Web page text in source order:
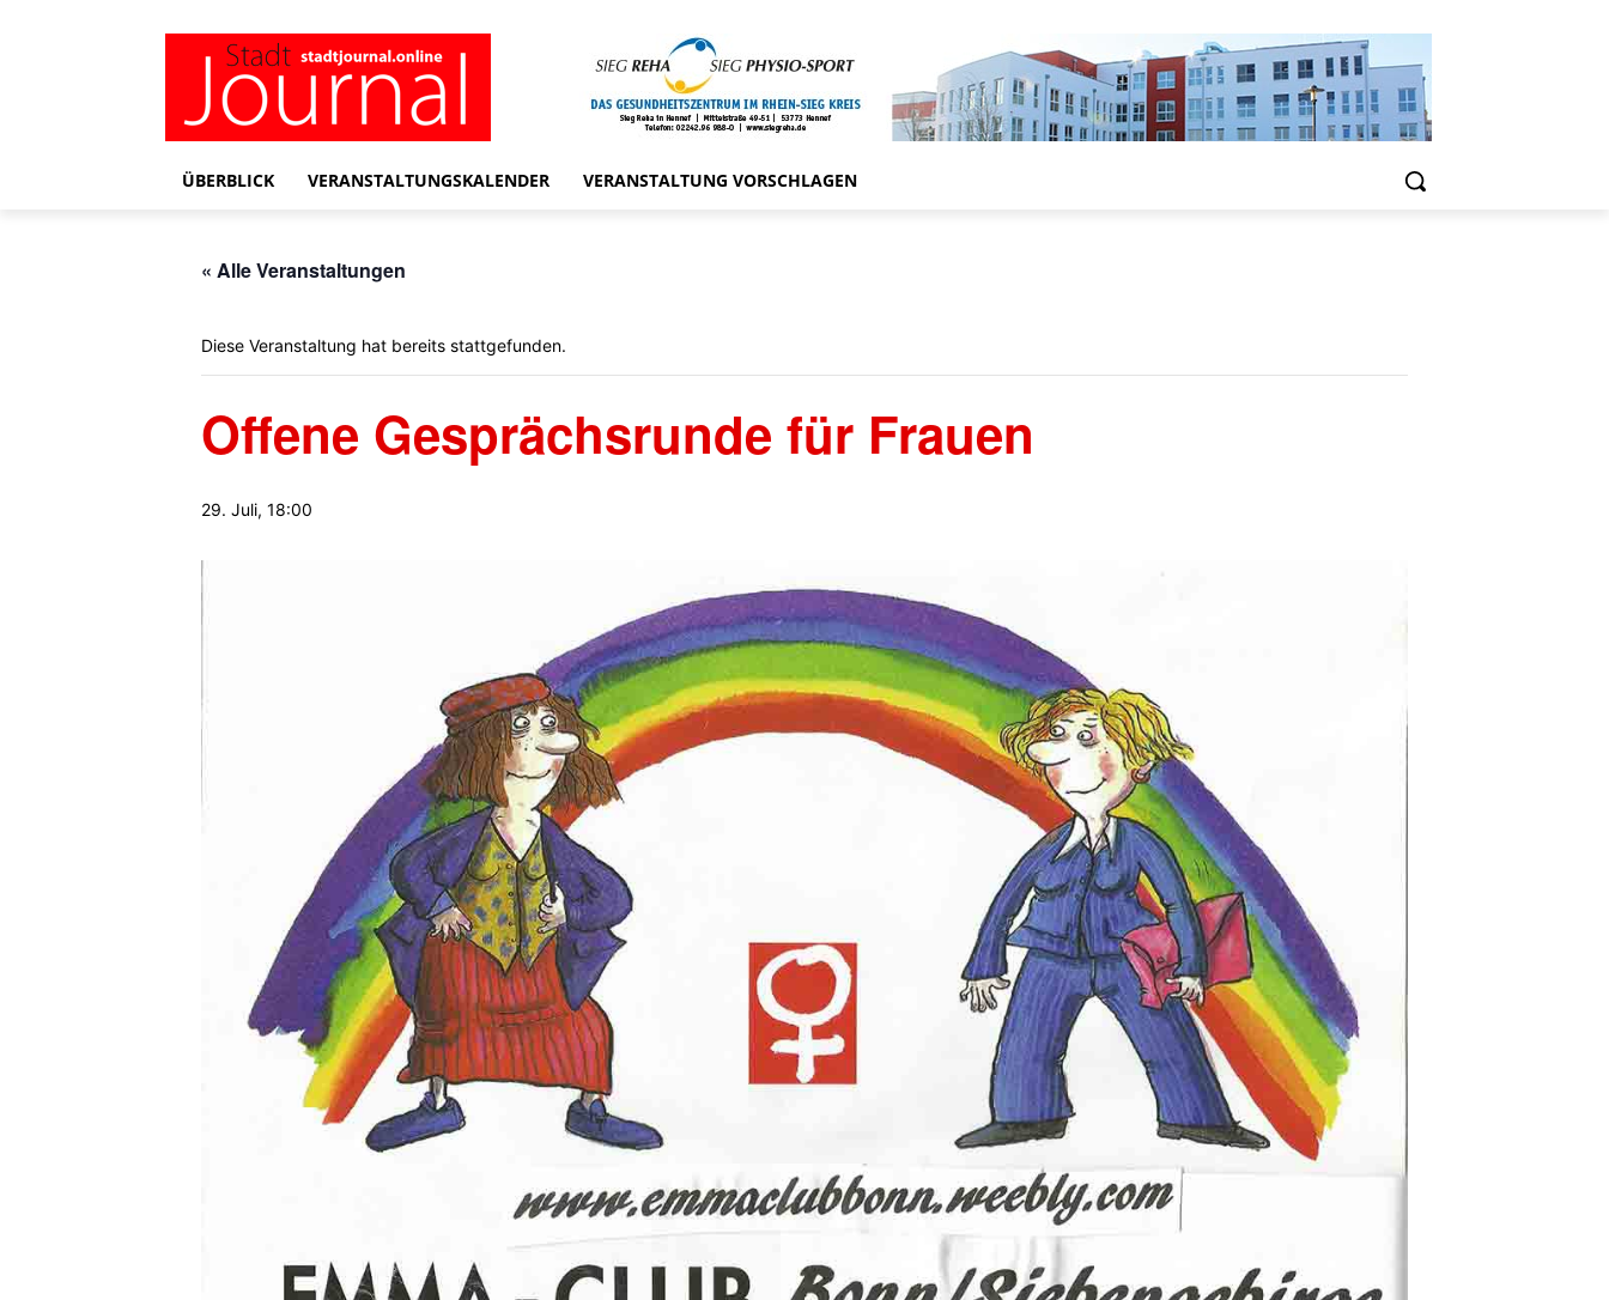
ÜBERBLICK VERANSTALTUNGSKALENDER VERANSTALTUNG VORSCHLAGEN
« Alle Veranstaltungen
Diese Veranstaltung hat bereits stattgefunden.
Offene Gesprächsrunde für Frauen
29. Juli, 18:00